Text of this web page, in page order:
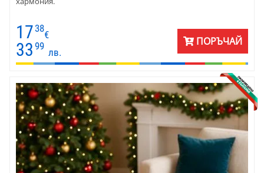
17 38
€
33 99
лв.
ПОРЪЧАЙ